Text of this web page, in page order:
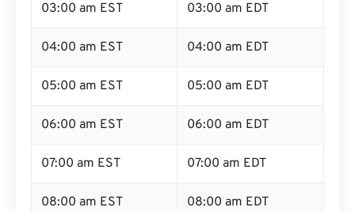
03:00 am EST 03:00 am EDT
04:00 am EST 04:00 am EDT
05:00 am EST 05:00 am EDT
06:00 am EST 06:00 am EDT
07:00 am EST 07:00 am EDT
08:00 am EST 08:00 am EDT